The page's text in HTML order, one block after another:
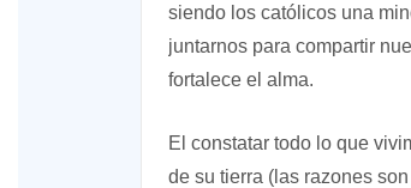
siendo los católicos una
juntarnos para compartir
fortalece el alma.
El constatar todo lo que
de su tierra (las razones